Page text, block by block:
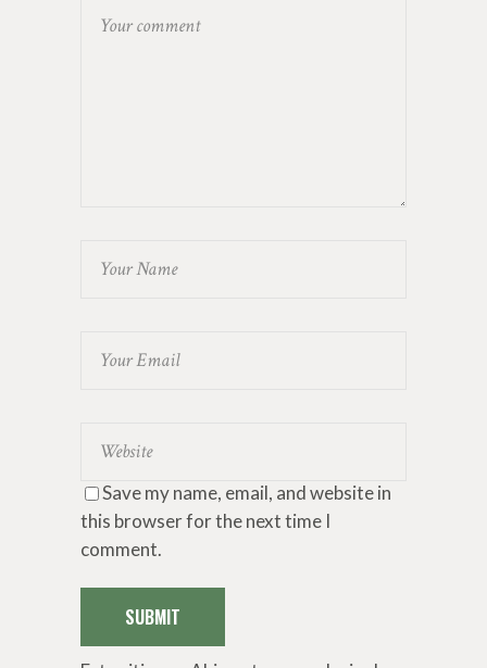
Save my name, email, and website in
this browser for the next time I
comment.
SUBMIT